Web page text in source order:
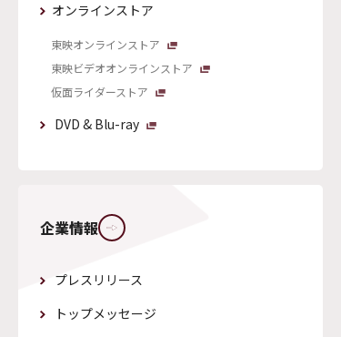
オンラインストア
東映オンラインストア
東映ビデオオンラインストア
仮面ライダーストア
DVD & Blu-ray
プレスリリース
トップメッセージ